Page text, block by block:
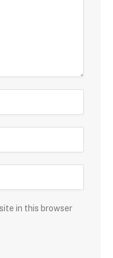
in this browser